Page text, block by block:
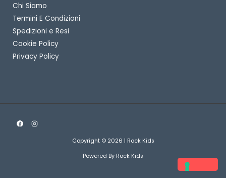
Chi Siamo
Termini E Condizioni
Spedizioni e Resi
Cookie Policy
Privacy Policy
Copyright © 2026 | Rock Kids
Powered By Rock Kids